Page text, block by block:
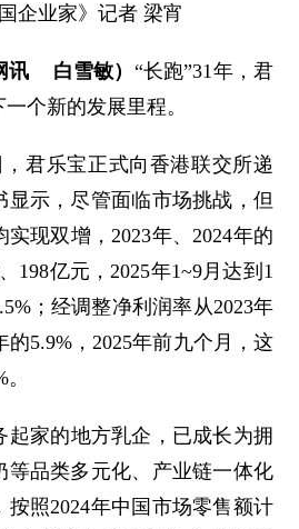
企业家》记者 梁宵
讯 白雪敏） “长跑”31年，君
个新的发展里程。
君乐宝正式向香港联交所递
显示，尽管面临市场挑战，但
现双增，2023年、2024年的
198亿元，2025年1~9月达到1
；经调整净利润率从2023年
的5.9%，2025年前九个月，这
家的地方乳企，已成长为拥
等品类多元化、产业链一体化
按照2024年中国市场零售额计